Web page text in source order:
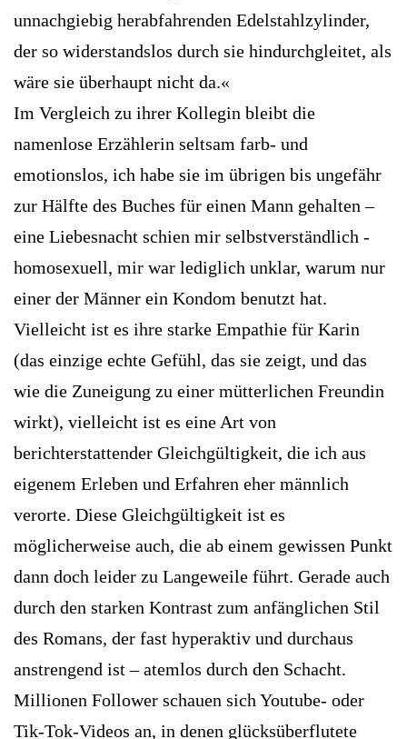
unnachgiebig herabfahrenden Edelstahlzylinder,
der so widerstandslos durch sie hindurchgleitet, als
wäre sie überhaupt nicht da.«
Im Vergleich zu ihrer Kollegin bleibt die
namenlose Erzählerin seltsam farb- und
emotionslos, ich habe sie im übrigen bis ungefähr
zur Hälfte des Buches für einen Mann gehalten –
eine Liebesnacht schien mir selbstverständlich ­
homosexuell, mir war lediglich unklar, warum nur
einer der Männer ein Kondom benutzt hat.
Vielleicht ist es ihre starke Empathie für Karin
(das einzige echte Gefühl, das sie zeigt, und das
wie die Zuneigung zu einer mütterlichen Freundin
wirkt), vielleicht ist es eine Art von
berichterstattender Gleichgültigkeit, die ich aus
eigenem Erleben und Erfahren eher männlich
verorte. Diese Gleich­gültigkeit ist es
möglicherweise auch, die ab einem gewissen Punkt
dann doch leider zu Langeweile führt. Gerade auch
durch den starken Kontrast zum anfänglichen Stil
des Romans, der fast hyperaktiv und durchaus
anstrengend ist – atemlos durch den Schacht.
Millionen Follower schauen sich Youtube- oder
Tik-Tok-Videos an, in denen glücksüberflutete